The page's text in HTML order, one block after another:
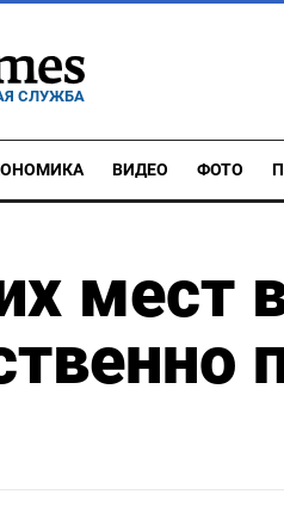
СЛУЖБА
ВИДЕО ФОТО
мест